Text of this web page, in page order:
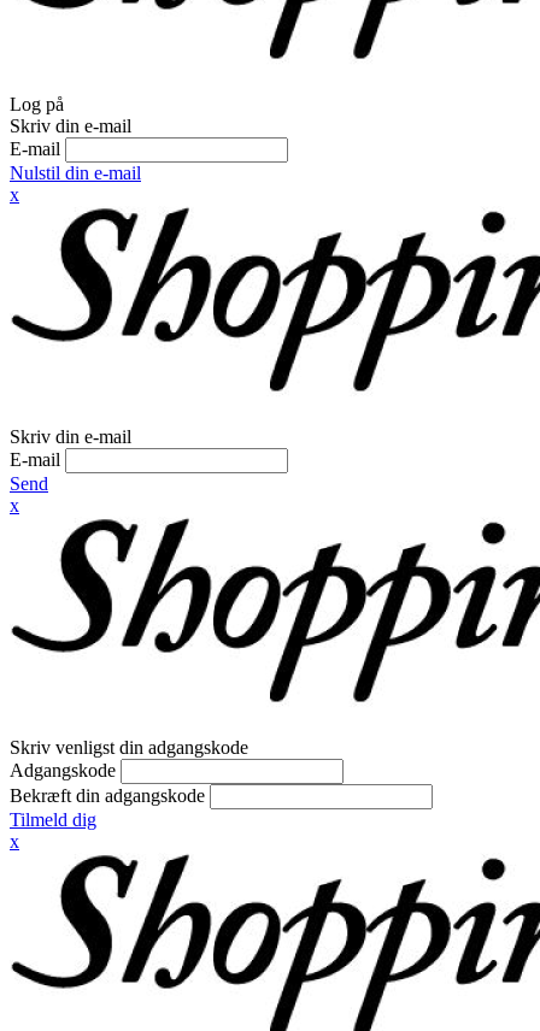
Log på
Skriv din e-mail
E-mail
Nulstil din e-mail
x
Skriv din e-mail
E-mail
Send
x
Skriv venligst din adgangskode
Adgangskode
Bekræft din adgangskode
Tilmeld dig
x